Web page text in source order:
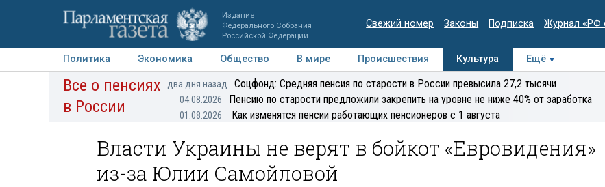
Издание
Федерального Собрания
Российской Федерации
Свежий номер Законы Подписка Журнал «РФ
Политика Экономика Общество В мире Происшествия Культура Ещё
Авторы Персоны Мнения Регионы Медиацентр Интервью Колумнисты
Все о пенсиях
в России
два дня назад Соцфонд: Средняя пенсия по старости в России превысила 27,2 тысячи
04.08.2026 Пенсию по старости предложили закрепить на уровне не ниже 40% от заработка
01.08.2026 Как изменятся пенсии работающих пенсионеров с 1 августа
Власти Украины не верят в бойкот «Евровидения»
из-за Юлии Самойловой